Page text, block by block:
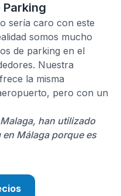
Parking
sería caro con este
somos mucho
de parking en el
Nuestra
la misma
pero con un
han utilizado
Málaga porque es